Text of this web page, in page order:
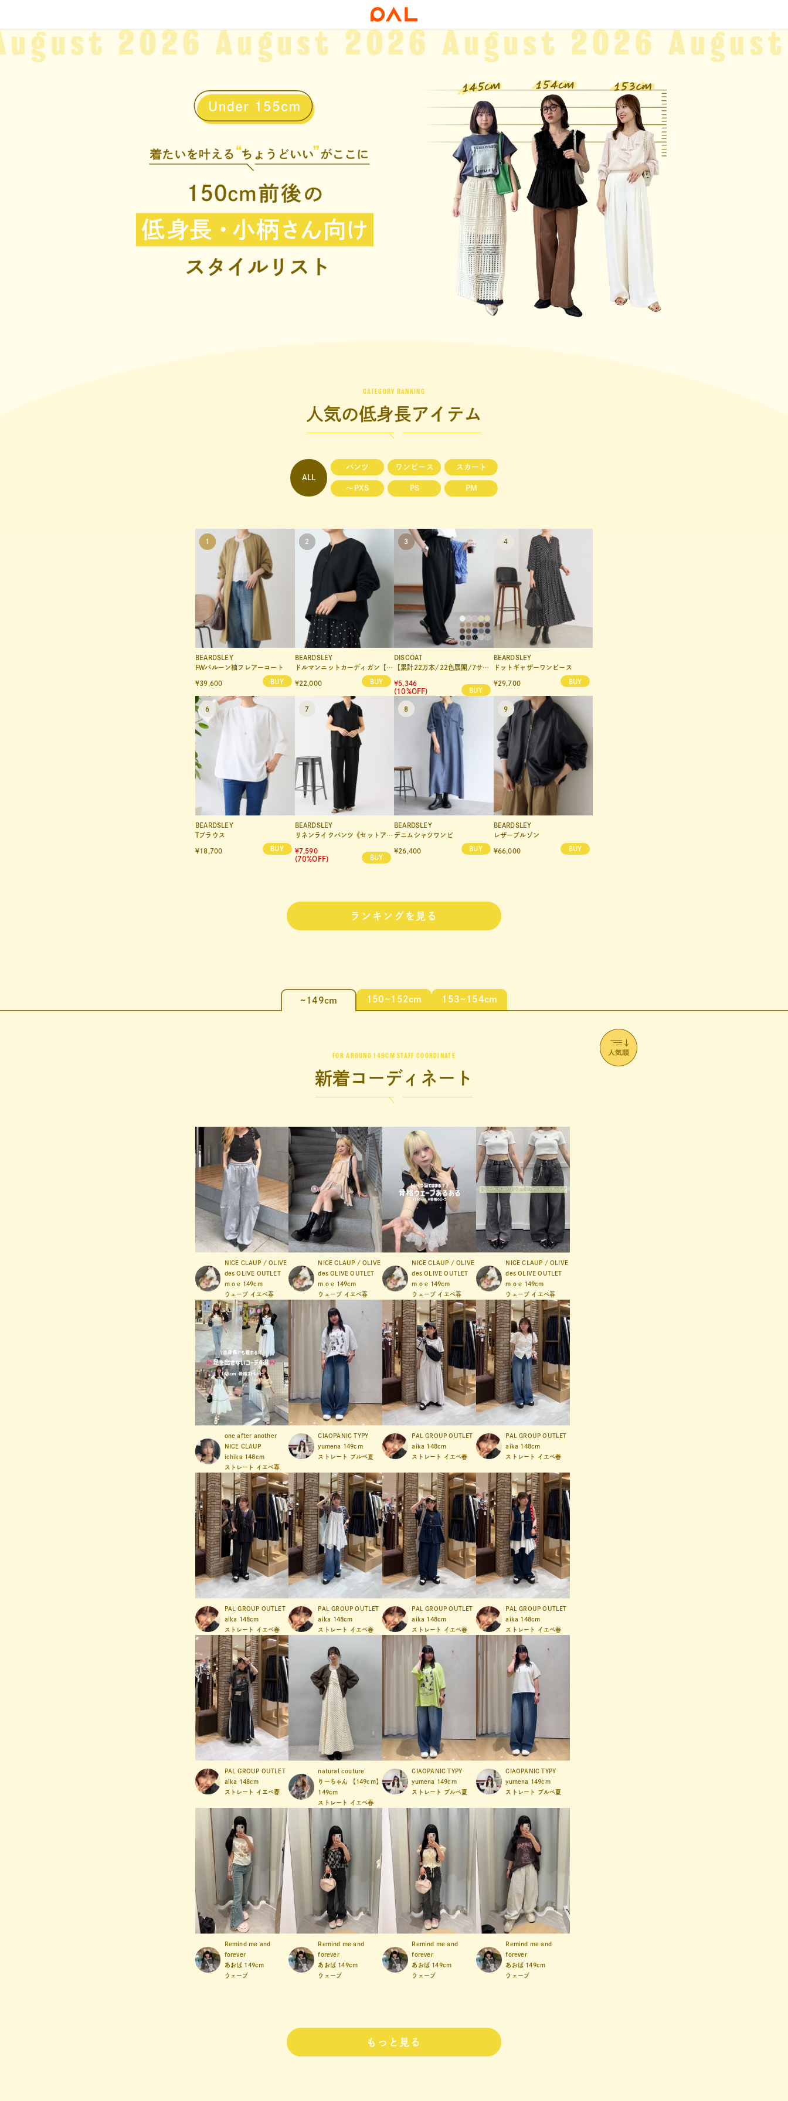
2026 August2026 August2026 August
CATEGORY RANKING
人気の低身長アイテム
ALL
パンツ ワンピース スカート
〜PXS PS PM
BEARDSLEY
FWバルーン袖フレアーコート
¥39,600
BEARDSLEY
ドルマンニットカーディガン【セットアップ】
¥22,000
DISCOAT
【累計22万本/22色展開/7サイズ】－3kg見え！とろみイージーパンツ≪メンズサイズあり≫
¥5,346
(10%OFF)
BEARDSLEY
ドットギャザーワンピース
¥29,700
BEARDSLEY
Tブラウス
¥18,700
BEARDSLEY
リネンライクパンツ《セットアップ・LIVETART》
¥7,590
(70%OFF)
BEARDSLEY
デニムシャツワンピ
¥26,400
BEARDSLEY
レザーブルゾン
¥66,000
ランキングを見る
~149cm 150~152cm 153~154cm
FOR AROUND 149CM STAFF COORDINATE
新着 コーディネート
NICE CLAUP / OLIVE
des OLIVE OUTLET
m o e 149cm
ウェーブ イエベ春
NICE CLAUP / OLIVE
des OLIVE OUTLET
m o e 149cm
ウェーブ イエベ春
NICE CLAUP / OLIVE
des OLIVE OUTLET
m o e 149cm
ウェーブ イエベ春
NICE CLAUP / OLIVE
des OLIVE OUTLET
m o e 149cm
ウェーブ イエベ春
one after another
NICE CLAUP
ichika 148cm
ストレート
イエベ春
CIAOPANIC TYPY
yumena 149cm
ストレート
ブルベ夏
PAL GROUP OUTLET
aika 148cm
ストレート
イエベ春
PAL GROUP OUTLET
aika 148cm
ストレート
イエベ春
PAL GROUP OUTLET
aika 148cm
ストレート
イエベ春
PAL GROUP OUTLET
aika 148cm
ストレート
イエベ春
PAL GROUP OUTLET
aika 148cm
ストレート
イエベ春
PAL GROUP OUTLET
aika 148cm
ストレート
イエベ春
PAL GROUP OUTLET
aika 148cm
ストレート
イエベ春
natural couture
りーちゃん 【149cm】
149cm
ストレート
イエベ春
CIAOPANIC TYPY
yumena 149cm
ストレート
ブルベ夏
CIAOPANIC TYPY
yumena 149cm
ストレート
ブルベ夏
Remind me and
forever
あおば 149cm
ウェーブ
Remind me and
forever
あおば 149cm
ウェーブ
Remind me and
forever
あおば 149cm
ウェーブ
Remind me and
forever
あおば 149cm
ウェーブ
もっと見る